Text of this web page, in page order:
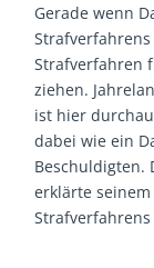
Gerade wenn
Strafverfahren
ziehen.
ist hier
dabei wie ein
Beschuldigten.
erklärte